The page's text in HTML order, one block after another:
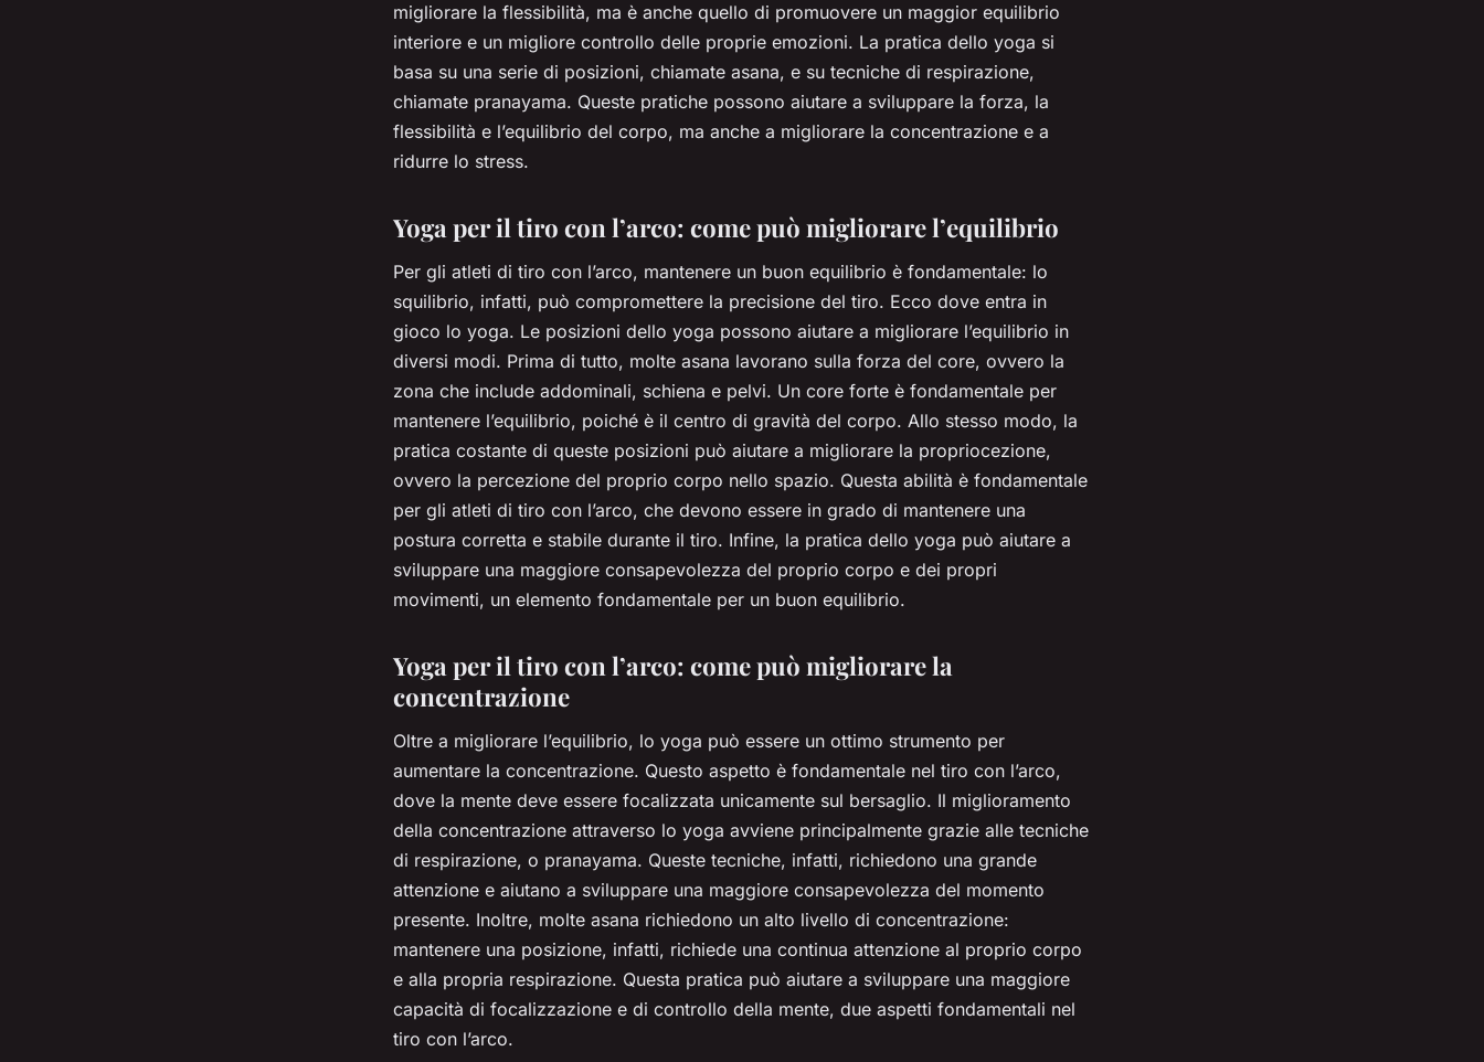
migliorare la flessibilità, ma è anche quello di promuovere un maggior equilibrio
interiore e un migliore controllo delle proprie emozioni. La pratica dello yoga si
basa su una serie di posizioni, chiamate asana, e su tecniche di respirazione,
chiamate pranayama. Queste pratiche possono aiutare a sviluppare la forza, la
flessibilità e l’equilibrio del corpo, ma anche a migliorare la concentrazione e a
ridurre lo stress.
Yoga per il tiro con l’arco: come può migliorare l’equilibrio
Per gli atleti di tiro con l’arco, mantenere un buon equilibrio è fondamentale: lo
squilibrio, infatti, può compromettere la precisione del tiro. Ecco dove entra in
gioco lo yoga. Le posizioni dello yoga possono aiutare a migliorare l’equilibrio in
diversi modi. Prima di tutto, molte asana lavorano sulla forza del core, ovvero la
zona che include addominali, schiena e pelvi. Un core forte è fondamentale per
mantenere l’equilibrio, poiché è il centro di gravità del corpo. Allo stesso modo, la
pratica costante di queste posizioni può aiutare a migliorare la propriocezione,
ovvero la percezione del proprio corpo nello spazio. Questa abilità è fondamentale
per gli atleti di tiro con l’arco, che devono essere in grado di mantenere una
postura corretta e stabile durante il tiro. Infine, la pratica dello yoga può aiutare a
sviluppare una maggiore consapevolezza del proprio corpo e dei propri
movimenti, un elemento fondamentale per un buon equilibrio.
Yoga per il tiro con l’arco: come può migliorare la
concentrazione
Oltre a migliorare l’equilibrio, lo yoga può essere un ottimo strumento per
aumentare la concentrazione. Questo aspetto è fondamentale nel tiro con l’arco,
dove la mente deve essere focalizzata unicamente sul bersaglio. Il miglioramento
della concentrazione attraverso lo yoga avviene principalmente grazie alle tecniche
di respirazione, o pranayama. Queste tecniche, infatti, richiedono una grande
attenzione e aiutano a sviluppare una maggiore consapevolezza del momento
presente. Inoltre, molte asana richiedono un alto livello di concentrazione:
mantenere una posizione, infatti, richiede una continua attenzione al proprio corpo
e alla propria respirazione. Questa pratica può aiutare a sviluppare una maggiore
capacità di focalizzazione e di controllo della mente, due aspetti fondamentali nel
tiro con l’arco.